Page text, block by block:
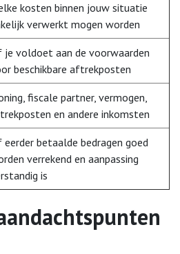
kosten binnen jouw situatie
verwerkt mogen worden
je voldoet aan de voorwaarden
beschikbare aftrekposten
fiscale partner, vermogen,
en andere inkomsten
eerder betaalde bedragen goed
verrekend en aanpassing
is